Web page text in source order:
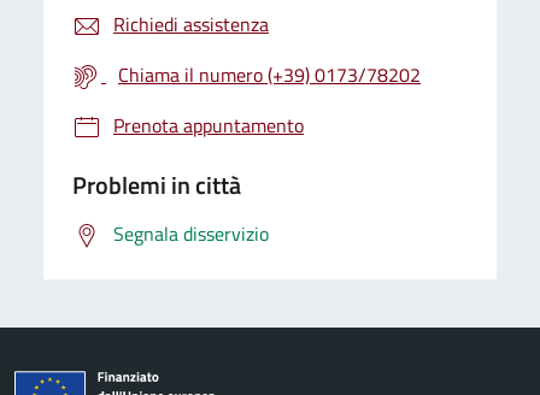
Richiedi assistenza
Chiama il numero (+39) 0173/78202
Prenota appuntamento
Problemi in città
Segnala disservizio